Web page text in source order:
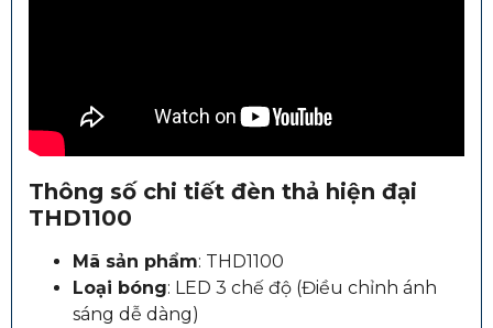
Thông số chi tiết đèn thả hiện đại
THD1100
Mã sản phẩm: THD1100
Loại bóng: LED 3 chế độ (Điều chỉnh ánh
sáng dễ dàng)